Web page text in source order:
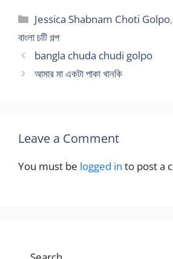
Categories
Jessica Shabnam Choti Golpo
বাংলা চটি গল্প
bangla chuda chudi golpo
আমার মা একটা পাকা খানকি
Leave a Comment
You must be logged in to post a